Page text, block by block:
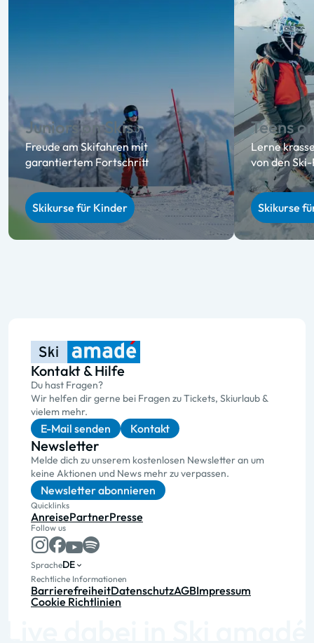
Juniors on Skis
Freude am Skifahren mit
garantiertem Fortschritt
Skikurse für Kinder
Teens
Lerne
von den
Skikurse
Kontakt & Hilfe
Du hast Fragen?
Wir helfen dir gerne bei Fragen zu Tickets, Skiurlaub &
vielem mehr.
E-Mail senden Kontakt
Newsletter
Melde dich zu unserem kostenlosen Newsletter an um
keine Aktionen und News mehr zu verpassen.
Newsletter abonnieren
Quicklinks
AnreisePartnerPresse
Follow us
SpracheDE
Rechtliche Informationen
BarrierefreiheitDatenschutzAGBImpressum
Cookie Richtlinien